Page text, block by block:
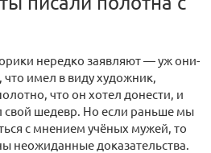
нередко заявляют — уж они-
что имел в виду художник,
что он хотел донести, и
свой шедевр. Но если раньше мы
с мнением учёных мужей, то
неожиданные доказательства.